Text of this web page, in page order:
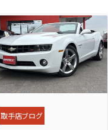
取手店ブログ